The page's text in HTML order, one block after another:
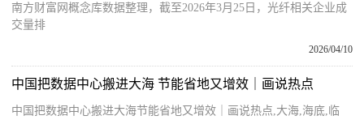
南方财富网概念库数据整理，截至2026年3月25日，光纤相关企业成
交量排
2026/04/10
中国把数据中心搬进大海 节能省地又增效｜画说热点
中国把数据中心搬进大海节能省地又增效｜画说热点,大海,海底,临